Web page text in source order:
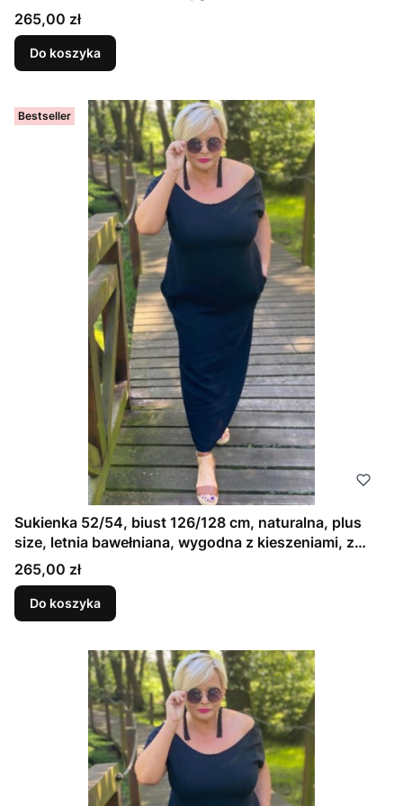
pogłębionym dekoltem z tyłu i przodu, ELASTYCZNA
DRESÓWKA CZARNA
Cena
265,00 zł
Do koszyka
Bestseller
Sukienka 52/54, biust 126/128 cm, naturalna, plus
size, letnia bawełniana, wygodna z kieszeniami, z
pogłębionym dekoltem z tyłu i przodu, ELASTYCZNA
DRESÓWKA CZARNA
Cena
265,00 zł
Do koszyka